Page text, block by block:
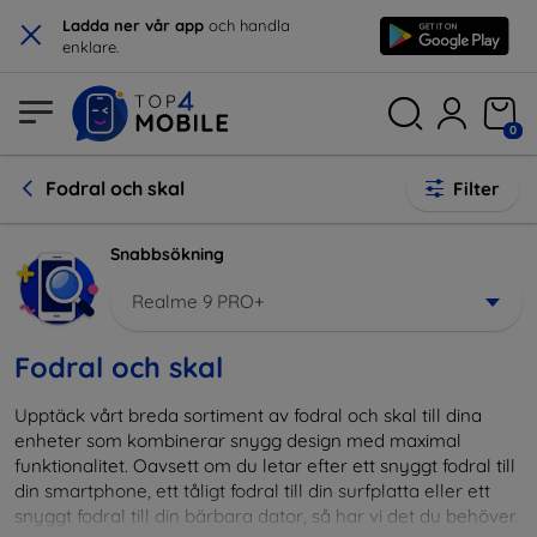
× Ladda ner vår app och handla
enklare.
0
Fodral och skal Filter
Snabbsökning
Realme 9 PRO+
Fodral och skal
Upptäck vårt breda sortiment av fodral och skal till dina
enheter som kombinerar snygg design med maximal
funktionalitet. Oavsett om du letar efter ett snyggt fodral till
din smartphone, ett tåligt fodral till din surfplatta eller ett
snyggt fodral till din bärbara dator, så har vi det du behöver.